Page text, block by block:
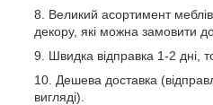
Великий асортимент меблів
декору, які можна замовити
Швидка відправка 1-2 дні,
Дешева доставка
вигляді).